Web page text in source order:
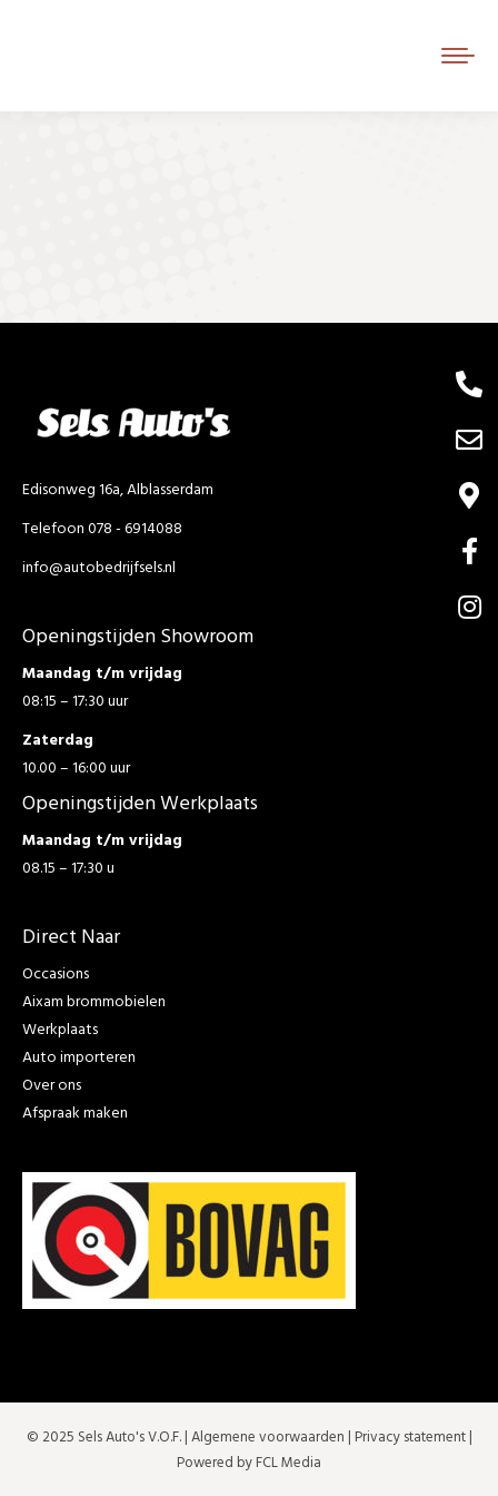
Edisonweg 16a, Alblasserdam
Telefoon 078 - 6914088
info@autobedrijfsels.nl
Openingstijden Showroom
Maandag t/m vrijdag
08:15 – 17:30 uur
Zaterdag
10.00 – 16:00 uur
Openingstijden Werkplaats
Maandag t/m vrijdag
08.15 – 17:30 u
Direct Naar
Occasions
Aixam brommobielen
Werkplaats
Auto importeren
Over ons
Afspraak maken
© 2025 Sels Auto's V.O.F. |Algemene voorwaarden | Privacy statement|
Powered by FCL Media